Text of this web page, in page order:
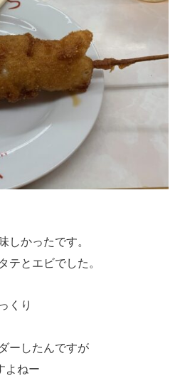
しかったです。
テとエビでした。
くり
ーしたんですが
よねー